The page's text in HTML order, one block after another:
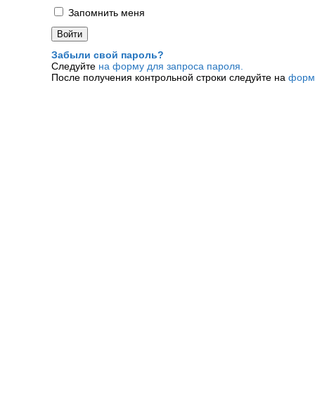
Запомнить меня
Забыли свой пароль?
Следуйте на форму для запроса пароля.
После получения контрольной строки следуйте на